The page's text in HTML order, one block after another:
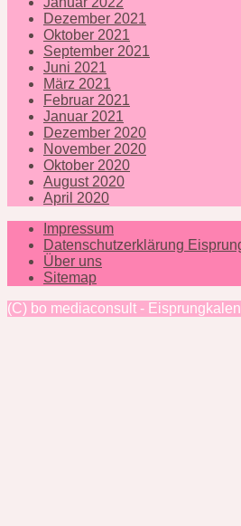
Dezember 2021
Oktober 2021
September 2021
Juni 2021
März 2021
Februar 2021
Januar 2021
Dezember 2020
November 2020
Oktober 2020
August 2020
April 2020
Impressum
Datenschutzerklärung
Über uns
Sitemap
(C) bo mediaconsult -